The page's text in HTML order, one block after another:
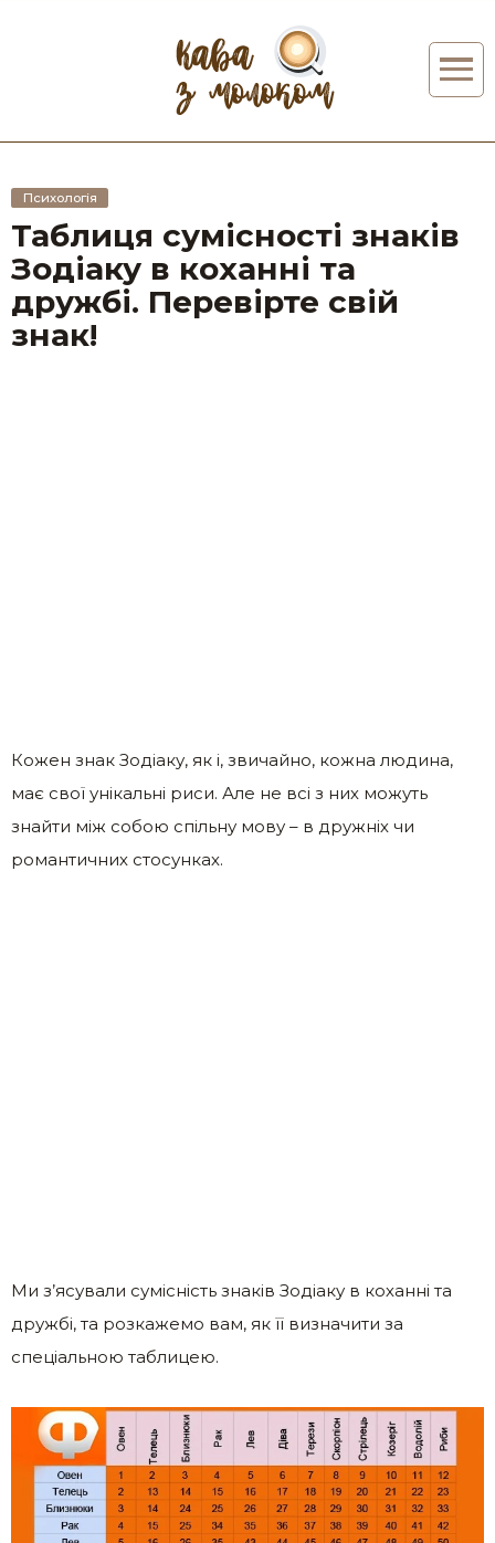
Психологія
Таблиця сумісності знаків
Зодіаку в коханні та
дружбі. Перевірте свій
знак!
Кожен знак Зодіаку, як і, звичайно, кожна людина,
має свої унікальні риси. Але не всі з них можуть
знайти між собою спільну мову – в дружніх чи
романтичних стосунках.
Ми з’ясували сумісність знаків Зодіаку в коханні та
дружбі, та розкажемо вам, як її визначити за
спеціальною таблицею.